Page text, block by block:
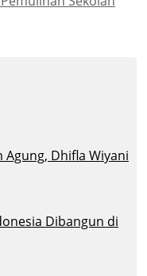
Agung, Dhifla Wiyani
Dibangun di